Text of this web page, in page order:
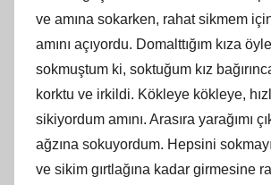
ve amına sokarken, rahat sikmem
amını açıyordu. Domalttığım kıza
sokmuştum ki, soktuğum kız
korktu ve irkildi. Kökleye kökleye,
sikiyordum amını. Arasıra yarağımı
ağzına sokuyordum. Hepsini
ve sikim gırtlağına kadar girmesine